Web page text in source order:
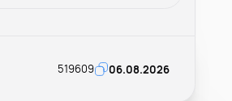
519609 06.08.2026